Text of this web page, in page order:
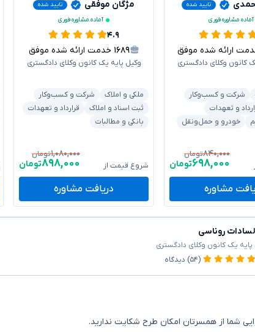
تایید شده
آماده مشاوره فوری
ارائه شده موفق
کانون وکلای دادگستری
شرکت و کسب‌وکار
و تعهدات
خودرو و حمل‌ونقل
۸۴۰,۰۰۰تومان
۶۹۸,۰۰۰تومان
مشاوره
مژگان موفقی
تایید شده
آماده مشاوره فوری
۴.۹
۱۶۸۹ خدمت ارائه شده موفق
وکیل پایه یک کانون وکلای دادگستری
ملکی و املاک
شرکت و کسب‌وکار
ثبت اسناد و املاک
قرارداد و تعهدات
بانکی و مطالبات
شروع قیمت از
۱,۰۸۰,۰۰۰تومان
۸۹۸,۰۰۰تومان
دریافت مشاوره
روناسی
پایه یک کانون وکلای دادگستری
(۵۴) دیدگاه
شما از همسرتان امکان طرح شکایت ندارید.